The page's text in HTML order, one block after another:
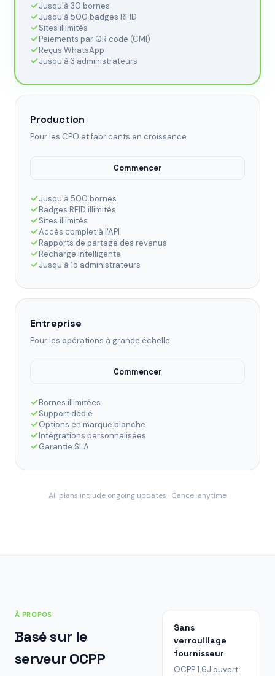
Jusqu'à 30 bornes
Jusqu'à 500 badges RFID
Sites illimités
Paiements par QR code (CMI)
Reçus WhatsApp
Jusqu'à 3 administrateurs
Production
Pour les CPO et fabricants en croissance
Commencer
Jusqu'à 500 bornes
Badges RFID illimités
Sites illimités
Accès complet à l'API
Rapports de partage des revenus
Recharge intelligente
Jusqu'à 15 administrateurs
Entreprise
Pour les opérations à grande échelle
Commencer
Bornes illimitées
Support dédié
Options en marque blanche
Intégrations personnalisées
Garantie SLA
All plans include ongoing updates · Cancel anytime
À PROPOS
Basé sur le
serveur OCPP
Sans
verrouillage
fournisseur
OCPP 1.6J ouvert.